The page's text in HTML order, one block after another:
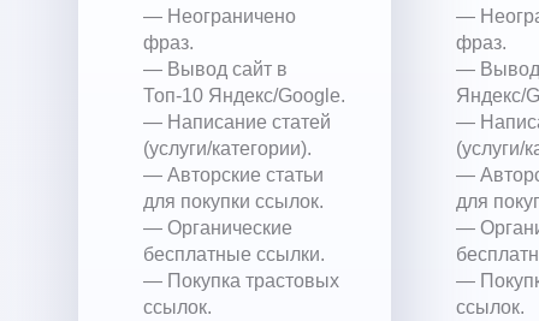
— Неограничено
фраз.
— Вывод сайт в
Топ-10 Яндекс/Google.
— Написание статей
(услуги/категории).
— Авторские статьи
для покупки ссылок.
— Органические
бесплатные ссылки.
— Покупка трастовых
ссылок.
—
фраз.
— Вывод
Яндекс/
—
(услуги/
—
для
—
—
ссылок.